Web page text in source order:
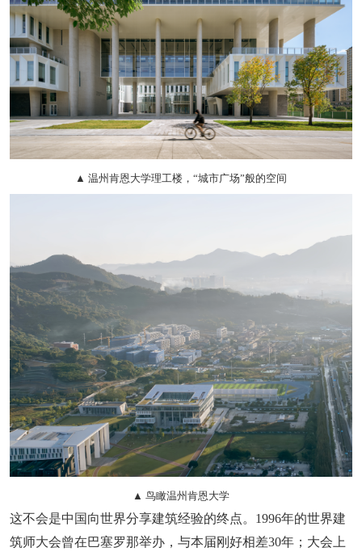
▲ 温州肯恩大学理工楼，“城市广场”般的空间
▲ 鸟瞰温州肯恩大学
这不会是中国向世界分享建筑经验的终点。1996年的世界建
筑师大会曾在巴塞罗那举办，与本届刚好相差30年；大会上